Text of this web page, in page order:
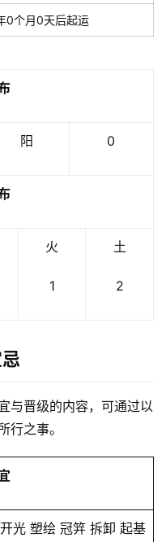
0个月0天后起运
阳 0
火
1
土
2
与晋级的内容，可通过以
行之事。
光 塑绘 冠笄 拆卸 起基